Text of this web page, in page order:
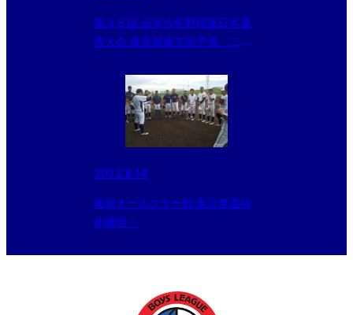
第３５回 日本少年野球東日本選
抜大会 東京都東支部予選 二日
2022.8.14
報知オールスター戦 東京東選抜
初練習！